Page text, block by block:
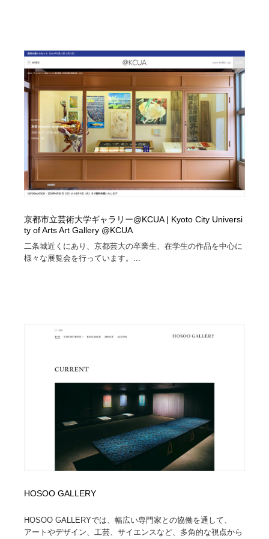
京都市立芸術大学ギャラリー@KCUA | Kyoto City Universi
ty of Arts Art Gallery @KCUA
二条城近くにあり、京都芸大の卒業生、在学生の作品を中心に
様々な展覧会を行っています。...
HOSOO GALLERY
HOSOO GALLERYでは、幅広い専門家との協働を通して、
アートやデザイン、工芸、サイエンスなど、多角的な視点から